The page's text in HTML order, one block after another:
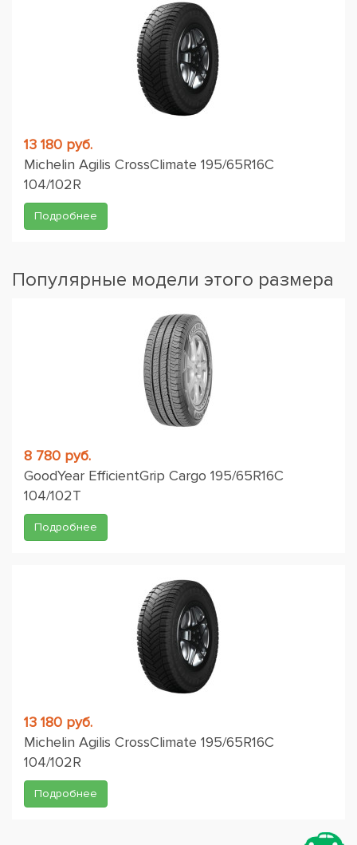
13 180 руб.
Michelin Agilis CrossClimate 195/65R16C
104/102R
Подробнее
Популярные модели этого размера
8 780 руб.
GoodYear EfficientGrip Cargo 195/65R16C
104/102T
Подробнее
13 180 руб.
Michelin Agilis CrossClimate 195/65R16C
104/102R
Подробнее